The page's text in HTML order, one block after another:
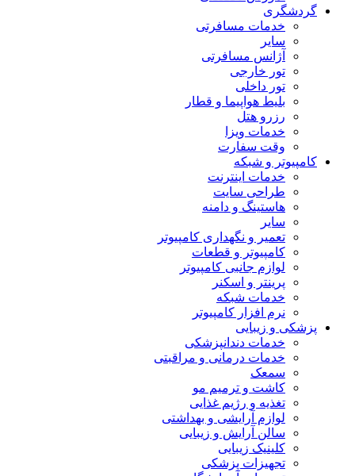
گردشگری
خدمات مسافرتی
سایر
آژانس مسافرتی
تور خارجی
تور داخلی
بلیط هواپیما و قطار
رزرو هتل
خدمات ویزا
وقت سفارت
کامپیوتر و شبکه
خدمات اینترنت
طراحی سایت
هاستینگ و دامنه
سایر
تعمیر و نگهداری کامپیوتر
کامپیوتر و قطعات
لوازم جانبی کامپیوتر
پرینتر و اسکنر
خدمات شبکه
نرم افزار کامپیوتر
پزشکی و زیبایی
خدمات دندانپزشکی
خدمات درمانی و مراقبتی
سمعک
کاشت و ترمیم مو
تغذیه و رژیم غذایی
لوازم آرایشی و بهداشتی
سالن آرایش و زیبایی
کلینیک زیبایی
تجهیزات پزشکی